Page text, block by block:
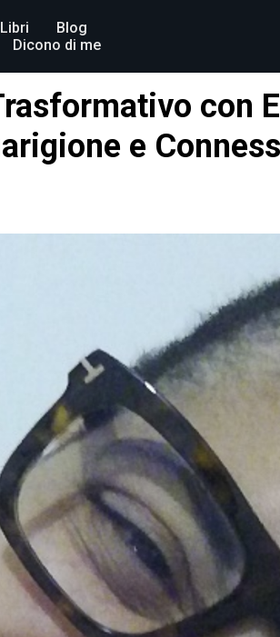
Libri
Blog
Dicono di me
con
e